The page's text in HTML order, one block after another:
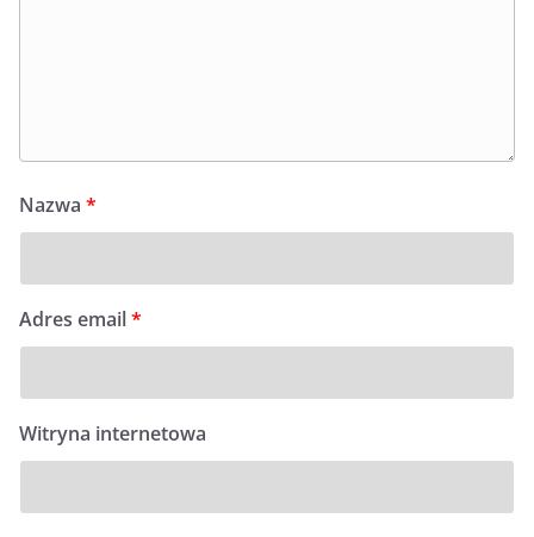
Nazwa *
Adres email*
Witryna internetowa